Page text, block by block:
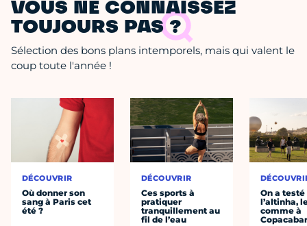
VOUS NE CONNAISSEZ
TOUJOURS PAS ?
Sélection des bons plans intemporels, mais qui valent le
coup toute l'année !
DÉCOUVRIR
Où donner son
sang à Paris cet
été ?
DÉCOUVRIR
Ces sports à
pratiquer
tranquillement au
fil de l’eau
On a testé
l’altinha,
comme à